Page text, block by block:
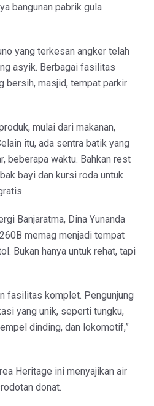
bangunan pabrik gula
yang terkesan angker telah
asyik. Berbagai fasilitas
bersih, masjid, tempat parkir
mulai dari makanan,
itu, ada sentra batik yang
beberapa waktu. Bahkan rest
bayi dan kursi roda untuk
Banjaratma, Dina Yunanda
memag menjadi tempat
Bukan hanya untuk rehat, tapi
fasilitas komplet. Pengunjung
yang unik, seperti tungku,
dinding, dan lokomotif,”
Heritage ini menyajikan air
donat.